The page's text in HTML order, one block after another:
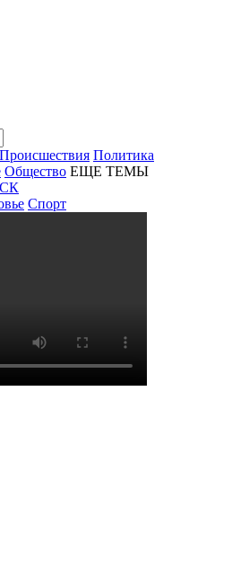
Происшествия Политика
Общество ЕЩЕ ТЕМЫ
Спорт